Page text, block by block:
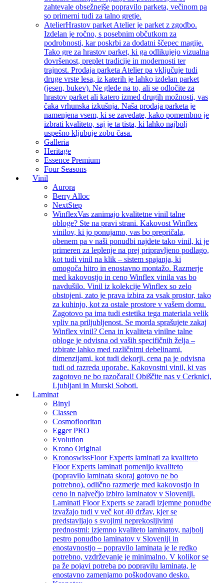
zahtevale obsežnejše popravilo parketa, večinom pa
so primerni tudi za talno gretje.
AtelierHrastov parket Atelier je parket z zgodbo.
Izdelan je ročno, s posebnim občutkom za
podrobnosti, kar poskrbi za dodatni ščepec magije.
Tako gre za hrastov parket, ki ga odlikujejo vizualna
dovršenost, preplet tradicije in modernosti ter
trajnost. Prodaja parketa Atelier pa vključuje tudi
druge vrste lesa, iz katerih je lahko izdelan parket
(jesen, bukev). Ne glede na to, ali se odločite za
hrastov parket ali katero izmed drugih možnosti, vas
čaka vrhunska izkušnja. Naša prodaja parketa je
namenjena vsem, ki se zavedate, kako pomembno je
izbrati kvaliteto, saj je ta tista, ki lahko najbolj
uspešno kljubuje zobu časa.
Galleria
Heritage
Essence Premium
Four Seasons
Vinil
Aurora
Berry Alloc
NextStep
WinflexVas zanimajo kvalitetne vinil talne
obloge? Ste na pravi strani. Kakovost Winflex
vinilov, ki jo ponujamo, vas bo prepričala,
obenem pa v naši ponudbi najdete tako vinil, ki je
primeren za leplenje na prej pripravljeno podlago,
kot tudi vinil na klik – sistem spajanja, ki
omogoča hitro in enostavno montažo. Razmerje
med kakovostjo in ceno Winflex vinila vas bo
navdušilo. Vinil iz kolekcije Winflex so zelo
obstojeni, zato je prava izbira za vsak prostor, tako
za kuhinjo, kot za ostale prostore v vašem domu.
Zagotovo pa ima tudi estetika tega materiala velik
vpliv na priljubljenost. Se morda sprašujete zakaj
Winflex vinil? Cena in kvaliteta vinilne talne
obloge je odvisna od vaših specifičnih želja –
izbirate lahko med različnimi debelinami,
dimenzijami, kot tudi dekorji, cena pa je odvisna
tudi od razreda uporabe. Kakovostni vinil, ki vas
zagotovo ne bo razočaral! Obiščite nas v Cerknici,
Ljubljani in Murski Soboti.
Laminat
Binyl
Classen
Cosmoflooritan
Egger PRO
Evolution
Krono Original
KronoswissFloor Experts laminati za kvaliteto
Floor Experts laminati pomenijo kvaliteto
(popravilo laminata skoraj gotovo ne bo
potrebno), odlično razmerje med kakovostjo in
ceno in največjo izbiro laminatov v Sloveniji.
Laminati Floor Experts se zaradi izjemne ponudbe
izvažajo tudi v več kot 40 držav, kjer se
predstavljajo s svojimi neprekosljivimi
prednostmi: izjemno kvaliteto laminatov, najbolj
pestro ponudbo laminatov v Sloveniji in
enostavnostjo – popravilo laminata je le redko
potrebno, vzdrževanje je minimalno. V kolikor se
pa že pojavi potreba po popravilu laminata, le
enostavno zamenjamo poškodovano desko.